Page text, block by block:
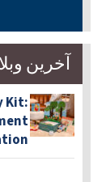
آخرین
Kit: